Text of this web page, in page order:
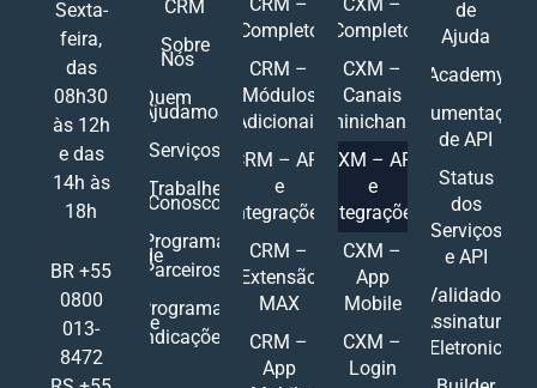
Sexta-
feira,
das
08h30
às 12h
e das
14h às
18h
BR +55
0800
013-
8472
CRM
Sobre
Nós
Quem
Ajudamos
Serviços
Trabalhe
Conosco
Programa
de
Parceiros
Programa
de
Indicações
Completo
CRM –
Módulos
Adicionais
CRM – API
e
Integrações
CRM –
Extensão
MAX
CRM –
App
Completo
CXM –
Canais
Ominichannel
CXM – API
e
Integrações
CXM –
App
Mobile
CXM –
Login
de
Ajuda
Academy
Documentações
de API
Status
dos
Serviços
e API
Validador
Assinatura
Eletronic